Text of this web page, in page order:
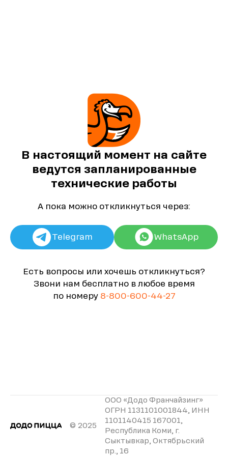
В настоящий момент на сайте
ведутся запланированные
технические работы
А пока можно откликнуться через:
Telegram WhatsApp
Есть вопросы или хочешь откликнуться?
Звони нам бесплатно в любое время
по номеру 8-800-600-44-27
© 2025
ООО «Додо Франчайзинг»
ОГРН 1131101001844, ИНН
1101140415 167001,
Республика Коми, г.
Сыктывкар, Октябрьский
пр., 16